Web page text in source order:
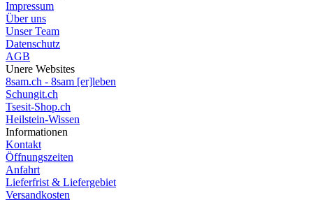
Impressum
Über uns
Unser Team
Datenschutz
AGB
Unere Websites
8sam.ch - 8sam [er]leben
Schungit.ch
Tsesit-Shop.ch
Heilstein-Wissen
Informationen
Kontakt
Öffnungszeiten
Anfahrt
Lieferfrist & Liefergebiet
Versandkosten